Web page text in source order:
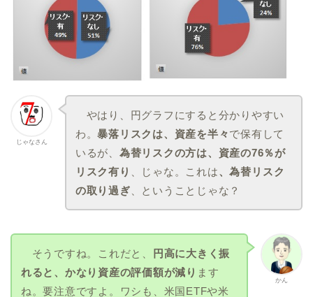
じゃなさん
やはり、円グラフにすると分かりやすい
わ。暴落リスクは、資産を半々で保有して
いるが、 為替リスクの方は、資産の76％が
リスク有り
、じゃな。これは、為替リスク
の取り過ぎ 、ということじゃな？
かん
そうですね。これだと、
円高に大きく振
れると、かなり資産の評価額が減り ます
ね。要注意ですよ。ワシも、米国ETFや米